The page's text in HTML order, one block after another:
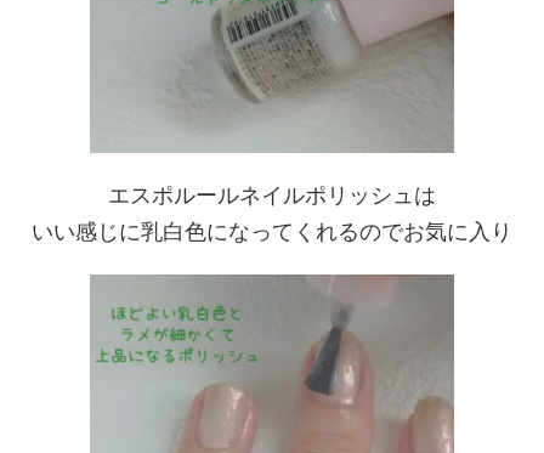
エスポルールネイルポリッシュは
いい感じに乳白色になってくれるのでお気に入り